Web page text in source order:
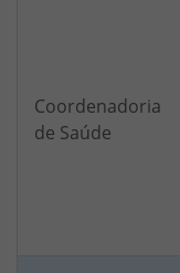
Coordenadoria
de Saúde